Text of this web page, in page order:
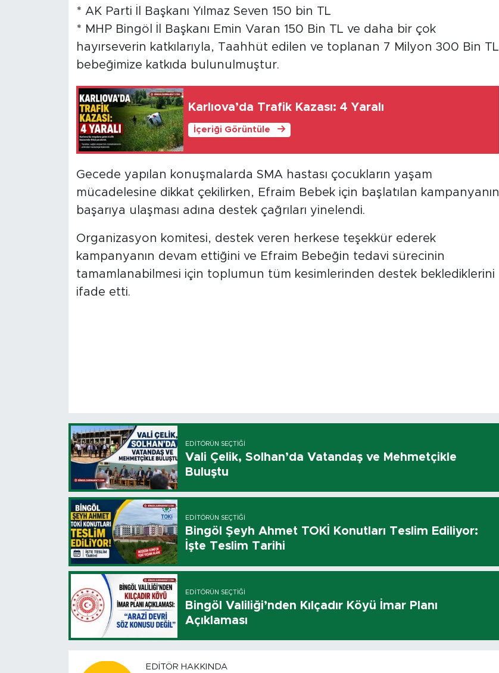
* AK Parti İl Başkanı Yılmaz Seven 150 bin TL
* MHP Bingöl İl Başkanı Emin Varan 150 Bin TL ve daha bir çok
hayırseverin katkılarıyla, Taahhüt edilen ve toplanan 7 Milyon 300 Bin TL
bebeğimize katkıda bulunulmuştur.
Karlıova’da Trafik Kazası: 4 Yaralı
İçeriği Görüntüle
Gecede yapılan konuşmalarda SMA hastası çocukların yaşam
mücadelesine dikkat çekilirken, Efraim Bebek için başlatılan kampanyanın
başarıya ulaşması adına destek çağrıları yinelendi.
Organizasyon komitesi, destek veren herkese teşekkür ederek
kampanyanın devam ettiğini ve Efraim Bebeğin tedavi sürecinin
tamamlanabilmesi için toplumun tüm kesimlerinden destek beklediklerini
ifade etti.
EDITÖRÜN SEÇTIĞI
Vali Çelik, Solhan’da Vatandaş ve Mehmetçikle
Buluştu
EDITÖRÜN SEÇTIĞI
Bingöl Şeyh Ahmet TOKİ Konutları Teslim Ediliyor:
İşte Teslim Tarihi
EDITÖRÜN SEÇTIĞI
Bingöl Valiliği’nden Kılçadır Köyü İmar Planı
Açıklaması
EDITÖR HAKKINDA